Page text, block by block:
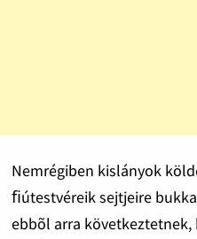
Nemrégiben kislányok
ﬁútestvéreik sejtjeire
ebbõl arra következtetnek,